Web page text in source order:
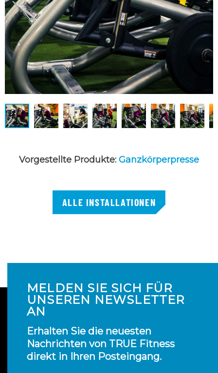
Vorgestellte Produkte: Ganzkörperpresse
ALLE INSTALLATIONEN
MELDEN SIE SICH FÜR
UNSEREN NEWSLETTER
AN
Erhalten Sie die neuesten
Nachrichten von TRUE Fitness
direkt in Ihren Posteingang.